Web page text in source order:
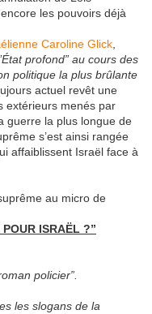
les pouvoirs déjà
Caroline Glick
profond” au cours des
politique la plus brûlante
actuel revêt une
extérieurs menés par
guerre la plus longue de
s’est ainsi rangée
affaiblissent Israël face à
au micro de
ISRAËL ?”
policier”.
les slogans de la